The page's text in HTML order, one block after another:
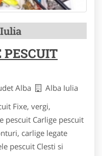
PESCUIT
Alba
Alba Iulia
Fixe, vergi,
pescuit Carlige pescuit
carlige legate
pescuit Clesti si